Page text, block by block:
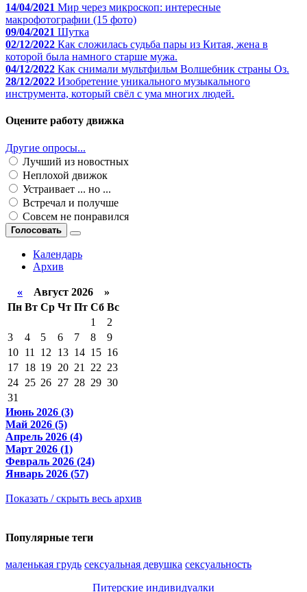
14/04/2021 Мир через микроскоп: интересные
макрофотографии (15 фото)
09/04/2021 Шутка
02/12/2022 Как сложилась судьба пары из Китая, жена в
которой была намного старше мужа.
04/12/2022 Как снимали мультфильм Волшебник страны Оз.
28/12/2022 Изобретение уникального музыкального
инструмента, который свёл с ума многих людей.
Оцените работу движка
Другие опросы...
Лучший из новостных
Неплохой движок
Устраивает ... но ...
Встречал и получше
Совсем не понравился
Голосовать
Календарь
Архив
« Август 2026 »
Пн Вт Ср Чт Пт Сб Вс
1
2
3
4 5 6 7 8
9
10 11 12 13 14 15 16
17 18 19 20 21 22 23
24 25 26 27 28 29 30
31
Июнь 2026 (3)
Май 2026 (5)
Апрель 2026 (4)
Март 2026 (1)
Февраль 2026 (24)
Январь 2026 (57)
Показать / скрыть весь архив
Популярные теги
маленькая грудь сексуальная девушка сексуальность
Питерские индивидуалки